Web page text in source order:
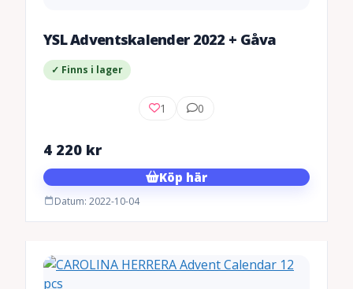
YSL Adventskalender 2022 + Gåva
✓ Finns i lager
1 0
4 220 kr
Köp här
Datum: 2022-10-04